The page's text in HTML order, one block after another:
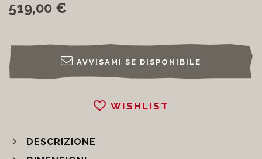
519,00 €
AVVISAMI SE DISPONIBILE
WISHLIST
DESCRIZIONE